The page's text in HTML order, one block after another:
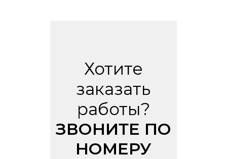
Хотите
заказать
работы?
ЗВОНИТЕ ПО
НОМЕРУ